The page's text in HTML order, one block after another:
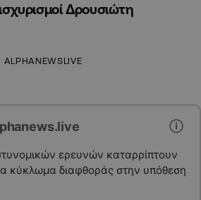
Δρουσιώτη
ALPHANEWSLIVE
ερευνών καταρρίπτουν
κύκλωμα διαφθοράς στην υπόθεση